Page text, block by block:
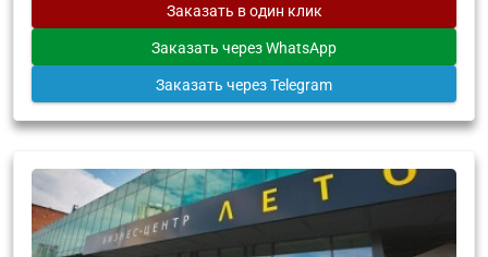
Заказать в один клик
Заказать через WhatsApp
Заказать через Telegram